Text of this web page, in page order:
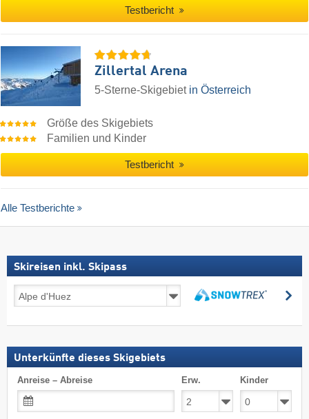
Testbericht
Zillertal Arena
5-Sterne-Skigebiet in Österreich
Größe des Skigebiets
Familien und Kinder
Testbericht
Alle Testberichte
Skireisen inkl. Skipass
Skireisen
inkl.
Unterkünfte dieses Skigebiets
Anreise – Abreise Erw. Kinder